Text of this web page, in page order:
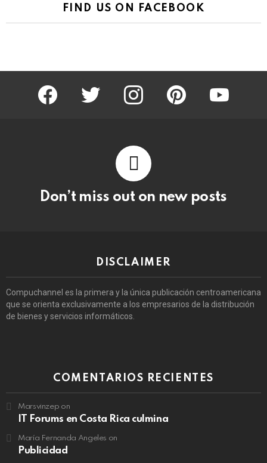
FIND US ON FACEBOOK
facebook twitter instagram pinterest youtube
Don’t miss out on new posts
DISCLAIMER
Compuchannel es la primera y la única publicación centroamericana
que se orienta exclusivamente a los empresarios de la distribución
de bienes y servicios informáticos.
COMENTARIOS RECIENTES
Marsvinzep on
IT Forums en Costa Rica culmina
María Fernanda Angeles on
Publicidad